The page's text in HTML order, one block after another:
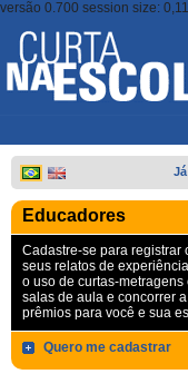
versão 0.700 session size:
Educadores
Cadastre-se para registrar
seus relatos de
o uso de curtas-metragens
salas de aula e concorrer a
prêmios para você e sua
Quero me cadastrar